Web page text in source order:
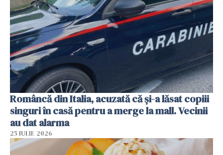
Româncă din Italia, acuzată că și-a lăsat copiii
singuri în casă pentru a merge la mall. Vecinii
au dat alarma
25 IULIE 2026